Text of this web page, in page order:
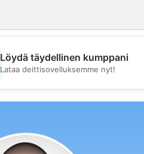
💖
Löydä täydellinen kumppani
Lataa deittisovelluksemme nyt!